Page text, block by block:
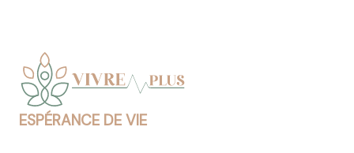
ESPÉRANCE DE VIE